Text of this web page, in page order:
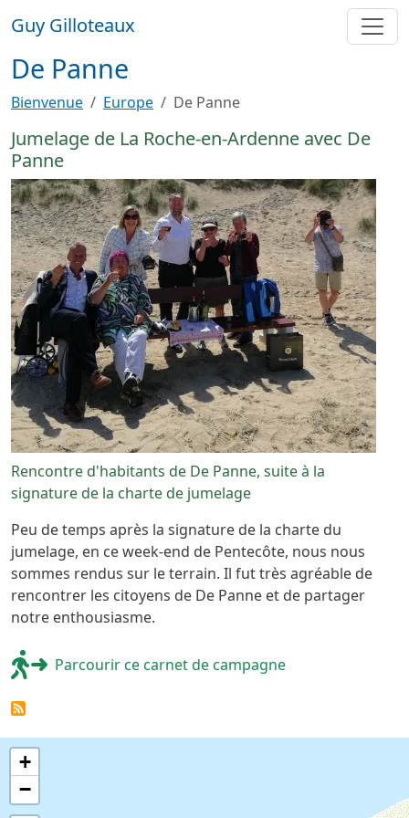
Guy Gilloteaux
De Panne
Bienvenue Europe De Panne
Jumelage de La Roche-en-Ardenne avec De
Panne
Rencontre d'habitants de De Panne, suite à la
signature de la charte de jumelage
Peu de temps après la signature de la charte du
jumelage, en ce week-end de Pentecôte, nous nous
sommes rendus sur le terrain. Il fut très agréable de
rencontrer les citoyens de De Panne et de partager
notre enthousiasme.
Parcourir ce carnet de campagne
+
−